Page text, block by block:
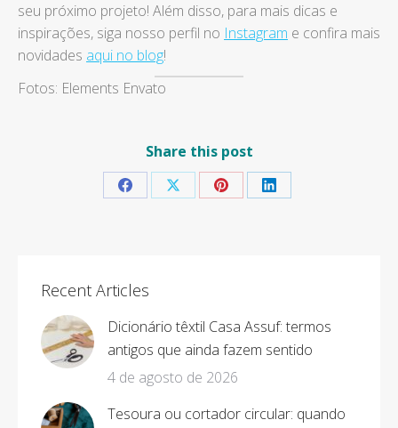
seu próximo projeto! Além disso, para mais dicas e
inspirações, siga nosso perfil no Instagram e confira mais
novidades aqui no blog!
Fotos: Elements Envato
Share this post
Share Share Share Share
Recent Articles
Dicionário têxtil Casa Assuf: termos
antigos que ainda fazem sentido
4 de agosto de 2026
Tesoura ou cortador circular: quando